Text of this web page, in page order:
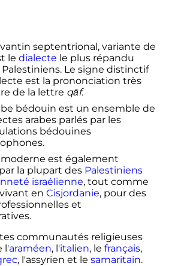
septentrional, variante de
le dialecte le plus répandu
Le signe distinctif
est la prononciation très
de la lettre qāf.
bédouin est un ensemble de
arabes parlés par les
bédouines
moderne est également
la plupart des Palestiniens
israélienne, tout comme
en Cisjordanie, pour des
et
communautés religieuses
l'araméen, l'italien, le français,
, l'assyrien et le samaritain.